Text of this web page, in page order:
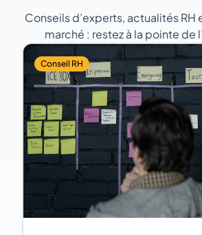
Conseils d’experts, actualités RH
marché : restez à la pointe de
Conseil RH